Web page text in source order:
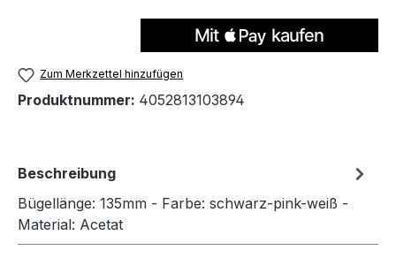
Zum Merkzettel hinzufügen
Produktnummer: 4052813103894
Beschreibung
Bügellänge: 135mm - Farbe: schwarz-pink-weiß -
Material: Acetat